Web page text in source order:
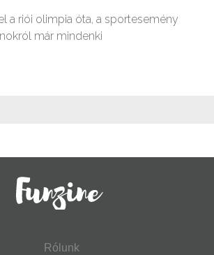
a riói olimpia óta, a sportesemény
már mindenki
Rólunk